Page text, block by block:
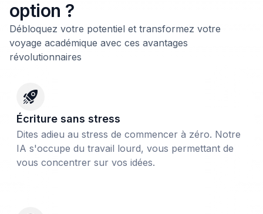
option ?
Débloquez votre potentiel et transformez votre
voyage académique avec ces avantages
révolutionnaires
Écriture sans stress
Dites adieu au stress de commencer à zéro. Notre
IA s'occupe du travail lourd, vous permettant de
vous concentrer sur vos idées.